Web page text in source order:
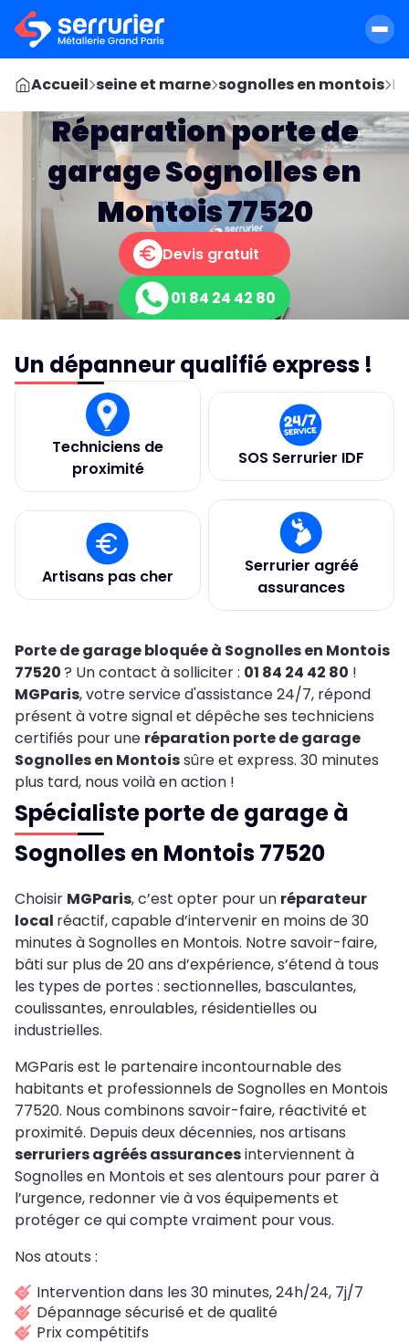
Accueil seine et marne sognolles en montois
Réparation porte de
garage Sognolles en
Montois 77520
Devis gratuit
01 84 24 42 80
Un dépanneur qualifié express !
Techniciens de
proximité
SOS Serrurier IDF
Artisans pas cher
Serrurier agréé
assurances
Porte de garage bloquée à Sognolles en Montois
77520? Un contact à solliciter : 01 84 24 42 80 !
MGParis, votre service d'assistance 24/7, répond
présent à votre signal et dépêche ses techniciens
certifiés pour une réparation porte de garage
Sognolles en Montoissûre et express. 30 minutes
plus tard, nous voilà en action !
Spécialiste porte de garage à
Sognolles en Montois 77520
Choisir MGParis, c’est opter pour un réparateur
local réactif, capable d’intervenir en moins de 30
minutes à Sognolles en Montois. Notre savoir-faire,
bâti sur plus de 20 ans d’expérience, s’étend à tous
les types de portes : sectionnelles, basculantes,
coulissantes, enroulables, résidentielles ou
industrielles.
MGParis est le partenaire incontournable des
habitants et professionnels de Sognolles en Montois
77520. Nous combinons savoir-faire, réactivité et
proximité. Depuis deux décennies, nos artisans
serruriers agréés assurancesinterviennent à
Sognolles en Montois et ses alentours pour parer à
l’urgence, redonner vie à vos équipements et
protéger ce qui compte vraiment pour vous.
Nos atouts :
Intervention dans les 30 minutes, 24h/24, 7j/7
Dépannage sécurisé et de qualité
Prix compétitifs